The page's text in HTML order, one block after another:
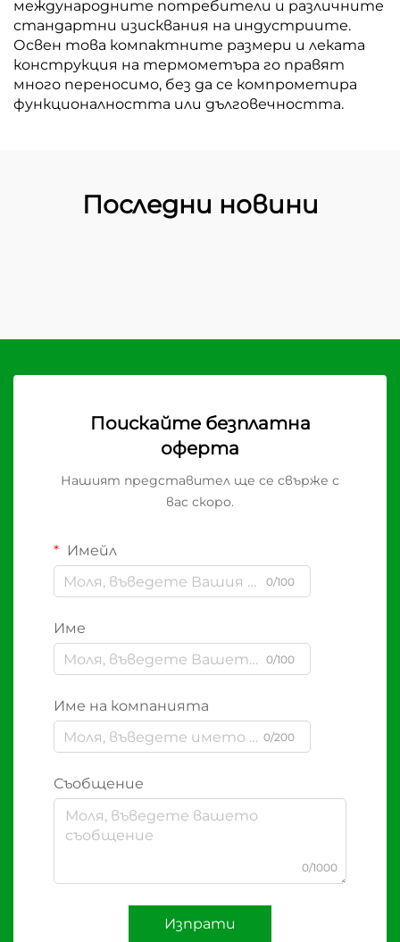
международните потребители и различните
стандартни изисквания на индустриите.
Освен това компактните размери и леката
конструкция на термометъра го правят
много переносимо, без да се компрометира
функционалността или дълговечността.
Последни новини
Поискайте безплатна
оферта
Нашият представител ще се свърже с
вас скоро.
Имейл
0/100
Име
0/100
Име на компанията
0/200
Съобщение
0/1000
Изпрати